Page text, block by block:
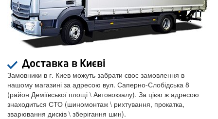
Доставка в Києві
Замовники в г. Киев можуть забрати своє замовлення в
нашому магазині за адресою вул. Саперно-Слобідська 8
(район Деміївської площі \ Автовокзалу). За цією ж адресою
знаходиться СТО (шиномонтаж \ рихтування, прокатка,
зварювання дисків \ зберігання шин).